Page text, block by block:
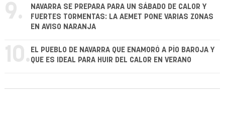
9.
NAVARRA SE PREPARA PARA UN SÁBADO DE CALOR Y
FUERTES TORMENTAS: LA AEMET PONE VARIAS ZONAS
EN AVISO NARANJA
10. EL PUEBLO DE NAVARRA QUE ENAMORÓ A PÍO BAROJA Y
QUE ES IDEAL PARA HUIR DEL CALOR EN VERANO